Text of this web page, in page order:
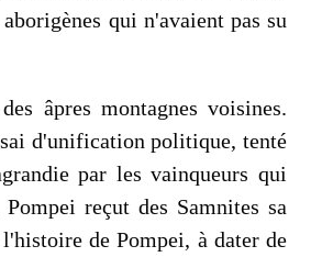
qui n'avaient pas su
âpres montagnes voisines.
d'unification politique, tenté
par les vainqueurs qui
reçut des Samnites sa
de Pompei, à dater de